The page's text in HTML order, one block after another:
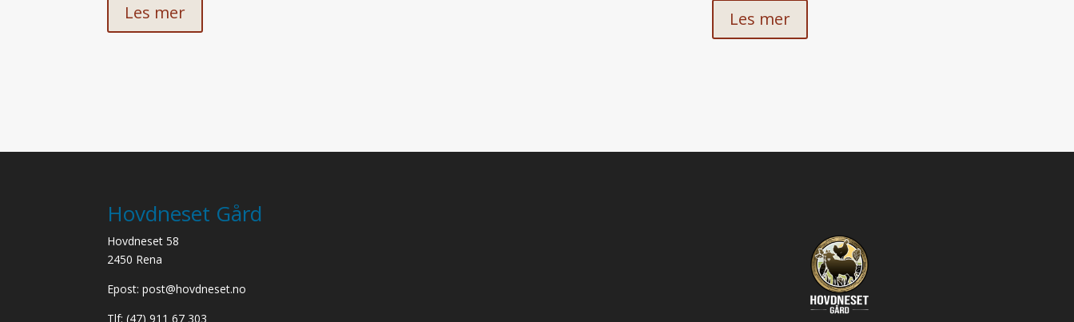
Les mer Les mer
Hovdneset Gård
Hovdneset 58
2450 Rena
Epost: post@hovdneset.no
Tlf: (47) 911 67 303